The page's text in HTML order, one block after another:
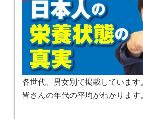
各世代、男女別で掲載しています。
皆さんの年代の平均がわかります。